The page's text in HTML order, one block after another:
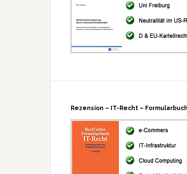
Rezension – IT-Recht – Formularbuch